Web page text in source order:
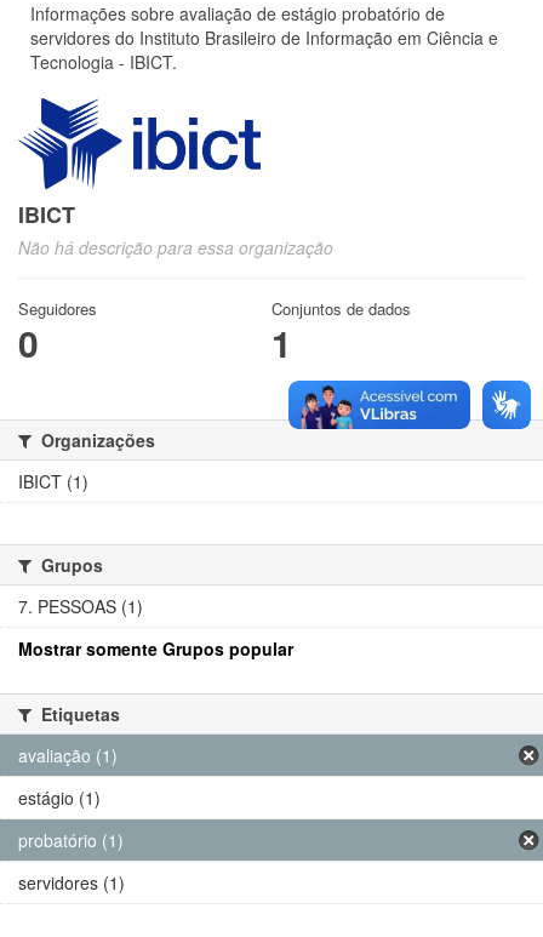
Informações sobre avaliação de estágio probatório de
servidores do Instituto Brasileiro de Informação em Ciência e
Tecnologia - IBICT.
IBICT
Não há descrição para essa organização
Seguidores
0
Conjuntos de dados
1
Organizações
IBICT (1)
Grupos
7. PESSOAS (1)
Mostrar somente Grupos popular
Etiquetas
avaliação (1)
estágio (1)
probatório (1)
servidores (1)